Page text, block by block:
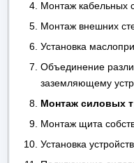
Монтаж кабельных
Монтаж внешних
Установка
Объединение
заземляющему
Монтаж силовых
Монтаж щита
Установка